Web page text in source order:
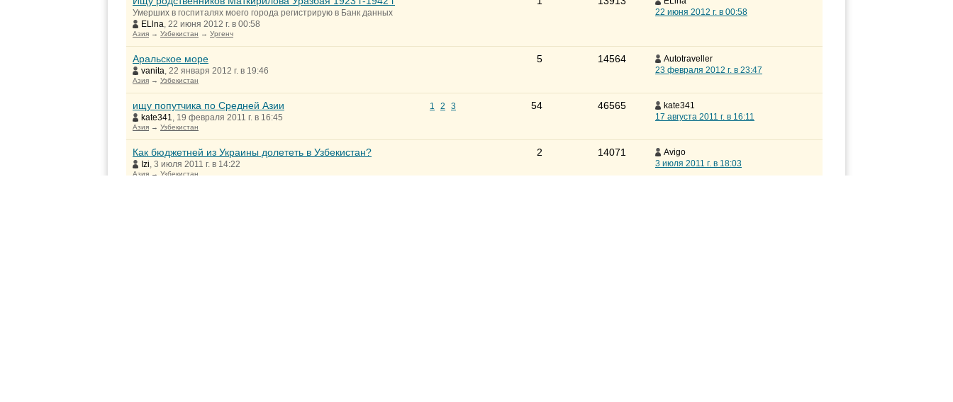
Умерших в госпиталях моего города регистрирую в Банк данных
ELlna, 22 июня 2012 г. в 00:58
Азия → Узбекистан → Ургенч
22 июня 2012 г. в 00:58
Аральское море
vanita, 22 января 2012 г. в 19:46
Азия → Узбекистан
5 14564
Autotraveller
23 февраля 2012 г. в 23:47
1 2 3
ищу попутчика по Средней Азии
kate341, 19 февраля 2011 г. в 16:45
Азия → Узбекистан
54 46565
kate341
17 августа 2011 г. в 16:11
Как бюджетней из Украины долететь в Узбекистан?
Izi, 3 июля 2011 г. в 14:22
Азия → Узбекистан
2 14071
Avigo
3 июля 2011 г. в 18:03